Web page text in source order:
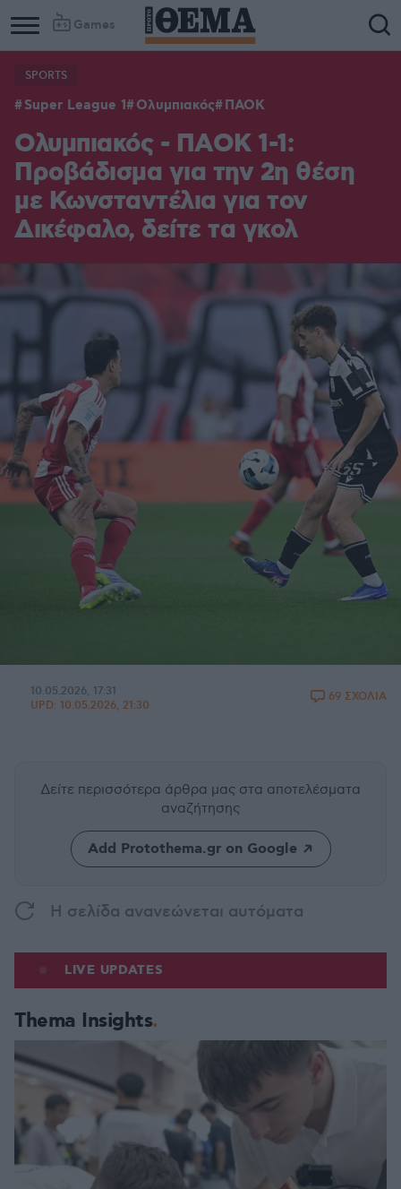
Games
SPORTS
Super League 1 Ολυμπιακός ΠΑΟΚ
Ολυμπιακός - ΠΑΟΚ 1-1:
Προβάδισμα για την 2η θέση
με Κωνσταντέλια για τον
Δικέφαλο, δείτε τα γκολ
10.05.2026, 17:31
UPD: 10.05.2026, 21:30
69 ΣΧΟΛΙΑ
Δείτε περισσότερα άρθρα μας στα αποτελέσματα
αναζήτησης
Add Protothema.gr on Google
H σελίδα ανανεώνεται αυτόματα
LIVE UPDATES
Thema Insights